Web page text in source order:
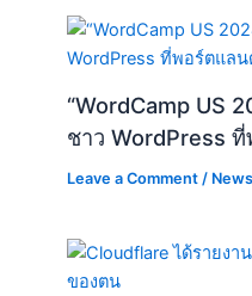
“WordCamp US
ชาว WordPress
Leave a Comment / News